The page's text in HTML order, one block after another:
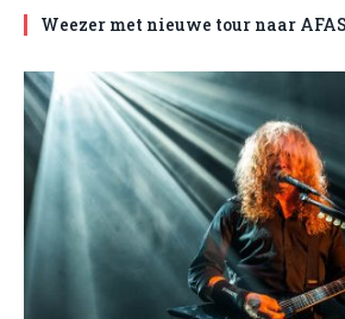
Weezer met nieuwe tour naar